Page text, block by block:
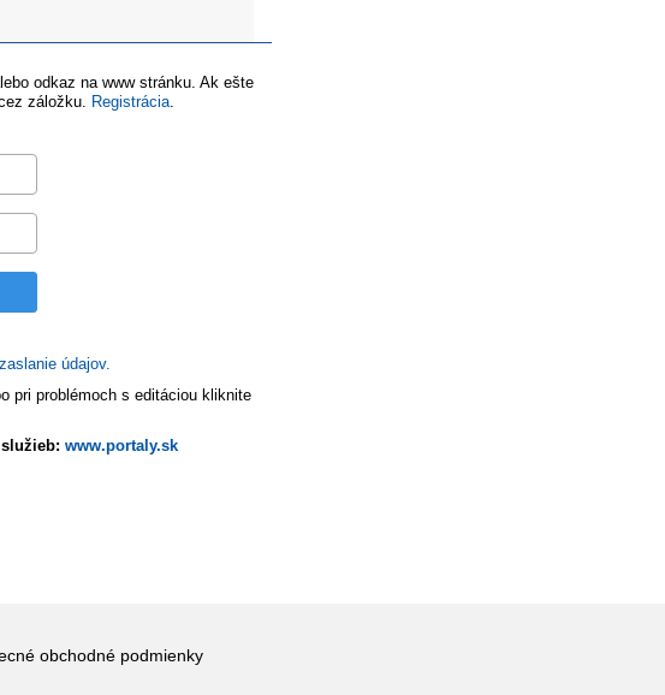
odkaz na www stránku. Ak ešte
záložku.
Registrácia
údajov.
pri problémoch s editáciou kliknite
www.portaly.sk
obchodné podmienky